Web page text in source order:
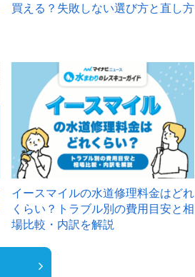
買える？失敗しない選び方と直し方
イースマイルの水道修理料金はどれ
くらい？トラブル別の費用目安と相
場比較・内訳を解説